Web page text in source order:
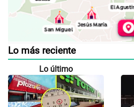
Lo más reciente
Lo último